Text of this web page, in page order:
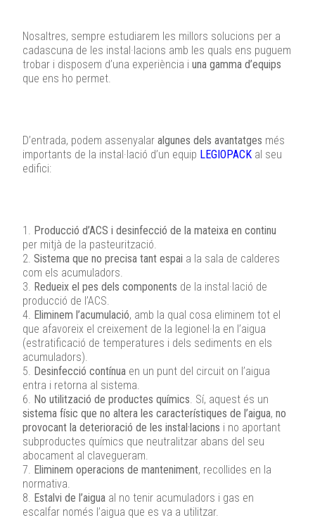
Nosaltres, sempre estudiarem les millors solucions per a
cadascuna de les instal·lacions amb les quals ens puguem
trobar i disposem d’una experiència i una gamma d’equips
que ens ho permet.
D’entrada, podem assenyalar algunes dels avantatges més
importants de la instal·lació d’un equip LEGIOPACK al seu
edifici:
1. Producció d’ACS i desinfecció de la mateixa en continu
per mitjà de la pasteurització.
2. Sistema que no precisa tant espai a la sala de calderes
com els acumuladors.
3. Redueix el pes dels components de la instal·lació de
producció de l’ACS.
4. Eliminem l’acumulació, amb la qual cosa eliminem tot el
que afavoreix el creixement de la legionel·la en l’aigua
(estratificació de temperatures i dels sediments en els
acumuladors).
5. Desinfecció contínua en un punt del circuit on l’aigua
entra i retorna al sistema.
6. No utilització de productes químics. Sí, aquest és un
sistema físic que no altera les característiques de l’aigua, no
provocant la deterioració de les instal·lacions i no aportant
subproductes químics que neutralitzar abans del seu
abocament al clavegueram.
7. Eliminem operacions de manteniment, recollides en la
normativa.
8. Estalvi de l’aigua al no tenir acumuladors i gas en
escalfar només l’aigua que es va a utilitzar.